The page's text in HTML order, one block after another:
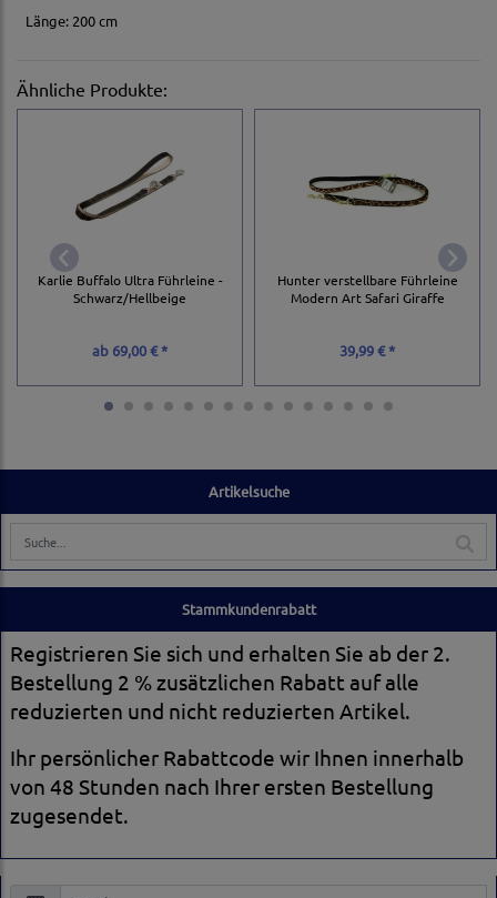
Artikelsuche
Länge: 200 cm
Ähnliche Produkte:
Karlie Buffalo Ultra Führleine -
Schwarz/Hellbeige
ab 69,00 € *
Hunter verstellbare Führleine
Modern Art Safari Giraffe
39,99 € *
Stammkundenrabatt
Registrieren Sie sich und erhalten Sie ab der 2.
Bestellung 2 % zusätzlichen Rabatt auf alle
reduzierten und nicht reduzierten Artikel.
Ihr persönlicher Rabattcode wir Ihnen innerhalb
von 48 Stunden nach Ihrer ersten Bestellung
zugesendet.